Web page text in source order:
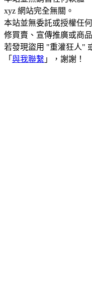
xyz 網站完全無關。
本站並無委託或授權任
修買賣、宣傳推廣或商
若發現盜用 "重灌狂人"
「 與我聯繫 」，謝謝！